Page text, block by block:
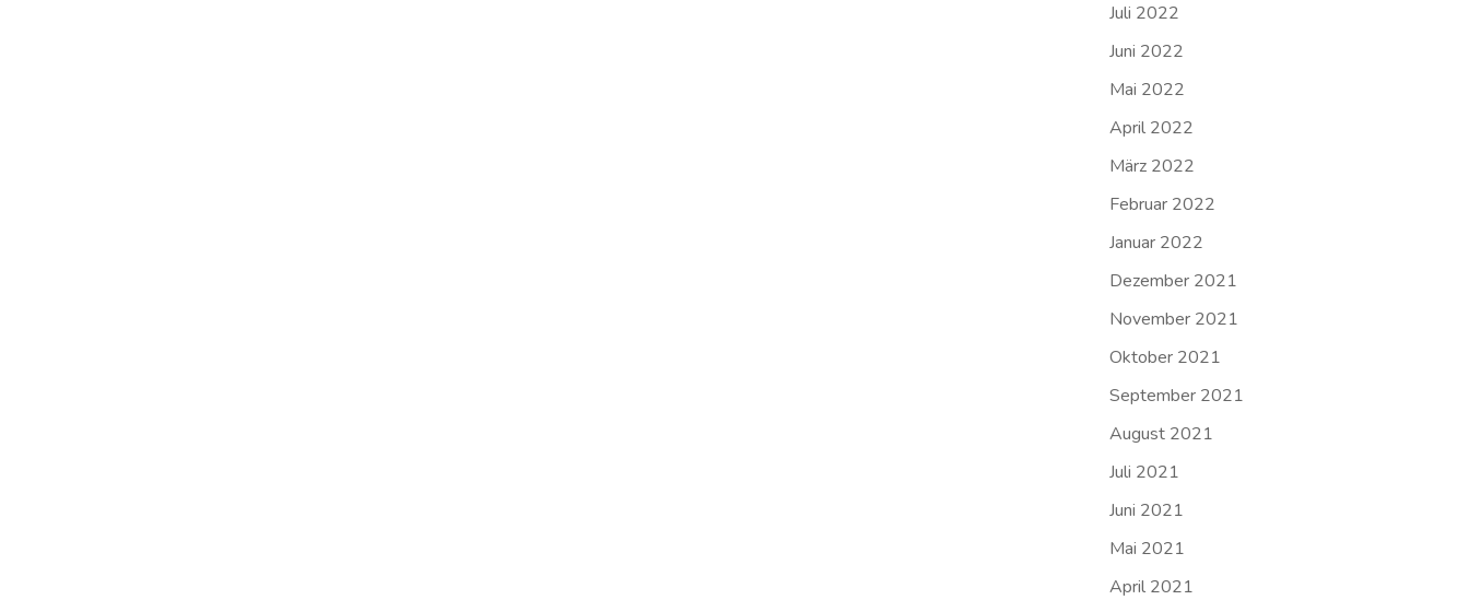
Juli 2022
Juni 2022
Mai 2022
April 2022
März 2022
Februar 2022
Januar 2022
Dezember 2021
November 2021
Oktober 2021
September 2021
August 2021
Juli 2021
Juni 2021
Mai 2021
April 2021